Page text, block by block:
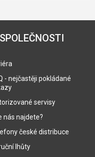
- nejčastěji pokládané
servisy
nás najdete?
české distribuce
lhůty